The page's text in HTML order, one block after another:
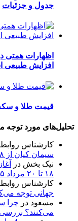
جدول و جزئیات
افزایش
قیمت طلا و سکه یکشنبه
تحلیل‌های مورد توجه
کارشناس
سیمان کیان از ۱۸ تا ۲۰ مرداد ۱۴۰۵
نیک بخش در
۱۸ تا ۲۰ مرداد ۱۴۰۵
کارشناس
جهانی توجه
مسعود در چرا
می‌کنند؟